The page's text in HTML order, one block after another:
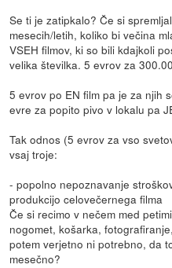
Se ti je zatipkalo? Če si
mesecih/letih, koliko bi večina
VSEH filmov, ki so bili kdajkoli
velika številka. 5 evrov za
5 evrov po EN film pa je za njih
evre za popito pivo v lokalu pa
Tak odnos (5 evrov za vso
vsaj troje:
- popolno nepoznavanje
produkcijo celovečernega filma
Če si recimo v nečem med
nogomet, košarka,
potem verjetno ni potrebno, da
mesečno?